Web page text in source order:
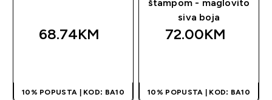
68.74KM‎
10% POPUSTA | KOD: BA10
štampom - maglovito
siva boja
72.00KM‎
10% POPUSTA | KOD: BA10